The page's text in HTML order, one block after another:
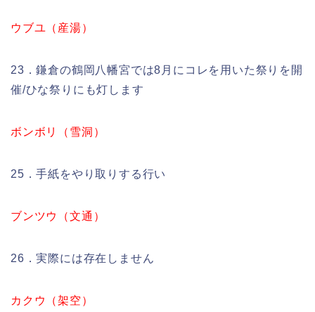
ウブユ（産湯）
23．鎌倉の鶴岡八幡宮では8月にコレを用いた祭りを開
催/ひな祭りにも灯します
ボンボリ（雪洞）
25．手紙をやり取りする行い
ブンツウ（文通）
26．実際には存在しません
カクウ（架空）